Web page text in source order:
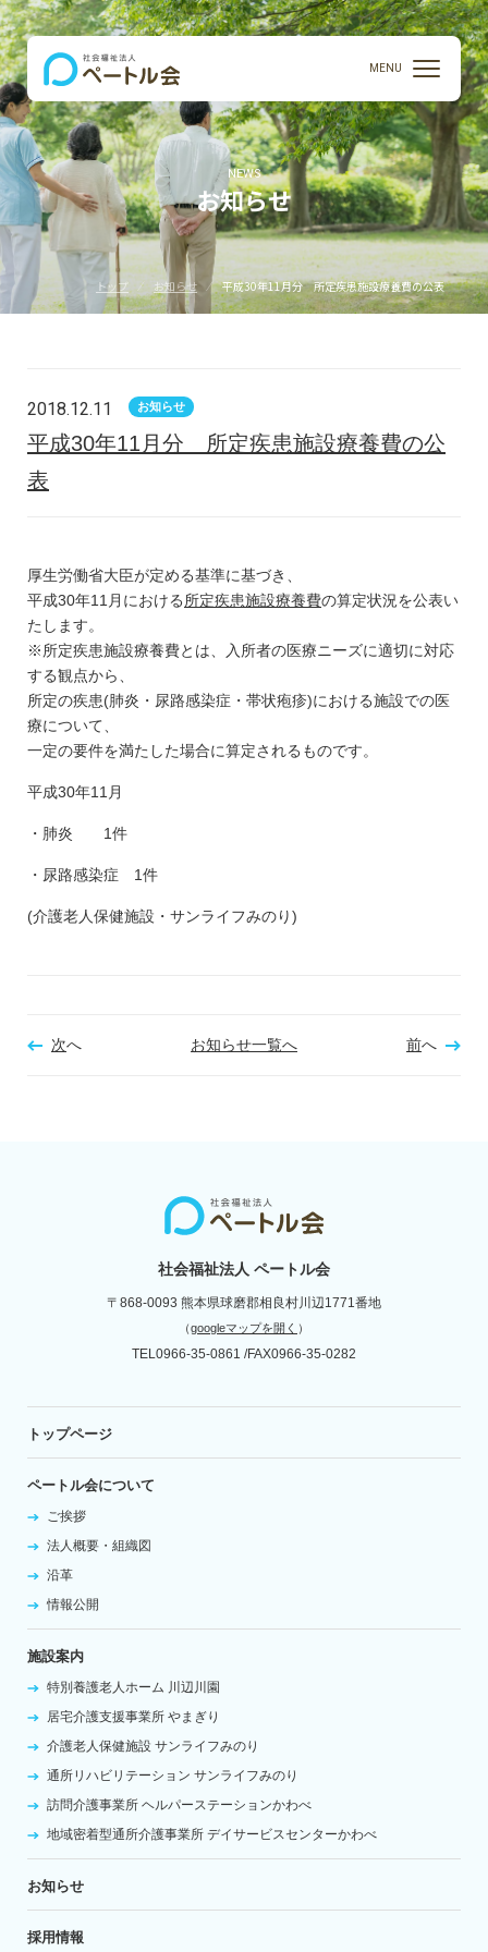
MENU
NEWS
お知らせ
トップ お知らせ 平成30年11月分 所定疾患施設療養費の公表
2018.12.11 お知らせ
平成30年11月分 所定疾患施設療養費の公
表
厚生労働省大臣が定める基準に基づき、
平成30年11月における所定疾患施設療養費の算定状況を公表い
たします。
※所定疾患施設療養費とは、入所者の医療ニーズに適切に対応
する観点から、
所定の疾患(肺炎・尿路感染症・帯状疱疹)における施設での医
療について、
一定の要件を満たした場合に算定されるものです。
平成30年11月
・肺炎 1件
・尿路感染症 1件
(介護老人保健施設・サンライフみのり)
次へ お知らせ一覧へ 前へ
社会福祉法人 ペートル会
〒868-0093 熊本県球磨郡相良村川辺1771番地
（googleマップを開く ）
TEL0966-35-0861 FAX0966-35-0282
トップページ
ペートル会について
ご挨拶
法人概要・組織図
沿革
情報公開
施設案内
特別養護老人ホーム 川辺川園
居宅介護支援事業所 やまぎり
介護老人保健施設 サンライフみのり
通所リハビリテーション サンライフみのり
訪問介護事業所 ヘルパーステーションかわべ
地域密着型通所介護事業所 デイサービスセンターかわべ
お知らせ
採用情報